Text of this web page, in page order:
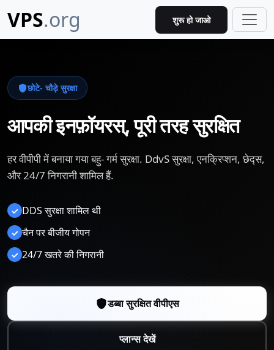
VPS.org शुरू हो जाओ
छोटे- चौड़े सुरक्षा
आपकी इनफ़ॉयरस्‌, पूरी तरह सुरक्षित
हर वीपीपी में बनाया गया बहु- गर्म सुरक्षा. DdvS सुरक्षा, एनक्रिप्शन, छेद्स,
और 24/7 निगरानी शामिल हैं.
✓ DDS सुरक्षा शामिल थी
✓ चैन पर बीजीय गोपन
✓ 24/7 खतरे की निगरानी
डब्बा सुरक्षित वीपीएस
प्लान्स देखें